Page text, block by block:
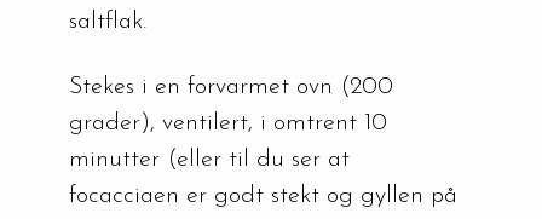
saltflak.
Stekes i en forvarmet ovn (200
grader), ventilert, i omtrent 10
minutter (eller til du ser at
focacciaen er godt stekt og gyllen på